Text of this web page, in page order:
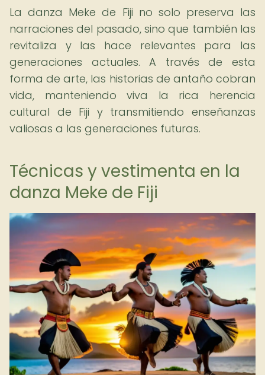
La danza Meke de Fiji no solo preserva las
narraciones del pasado, sino que también las
revitaliza y las hace relevantes para las
generaciones actuales. A través de esta
forma de arte, las historias de antaño cobran
vida, manteniendo viva la rica herencia
cultural de Fiji y transmitiendo enseñanzas
valiosas a las generaciones futuras.
Técnicas y vestimenta en la
danza Meke de Fiji